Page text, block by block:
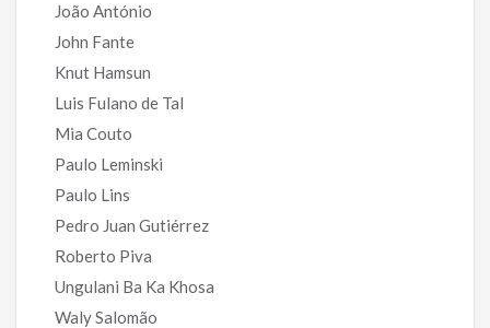
João António
John Fante
Knut Hamsun
Luis Fulano de Tal
Mia Couto
Paulo Leminski
Paulo Lins
Pedro Juan Gutiérrez
Roberto Piva
Ungulani Ba Ka Khosa
Waly Salomão